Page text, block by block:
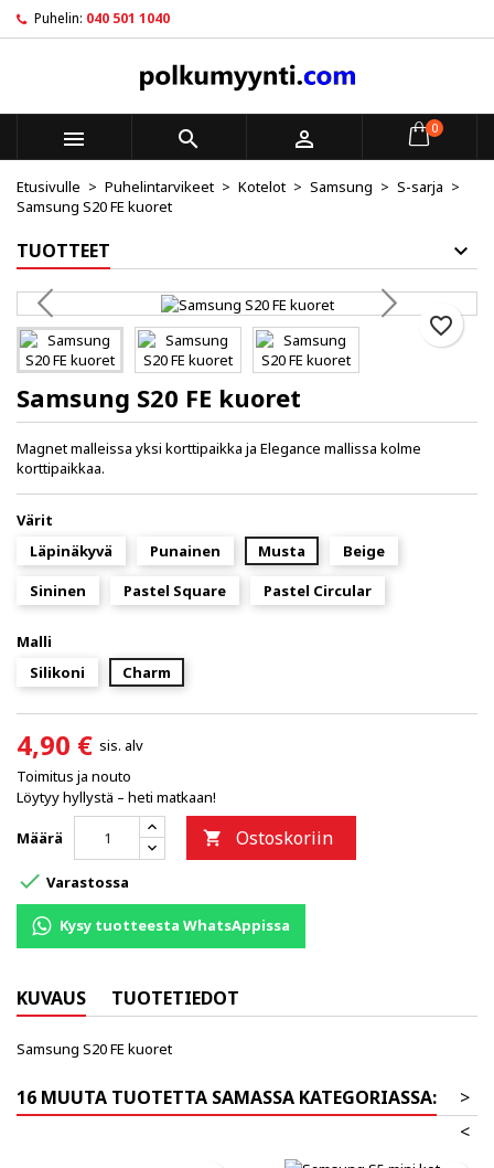
Puhelin: 040 501 1040
   0
Etusivulle Puhelintarvikeet Kotelot Samsung
S-sarja
Samsung S20 FE kuoret
TUOTTEET
Samsung S20 FE kuoret
Magnet malleissa yksi korttipaikka ja Elegance mallissa kolme
korttipaikkaa.
Värit
Läpinäkyvä
Punainen Musta
Beige
Sininen
Pastel Square Pastel Circular
Malli
Silikoni
Charm
4,90 € sis. alv
Toimitus ja nouto
Löytyy hyllystä – heti matkaan!
Määrä  Ostoskoriin
favorite_border
 Varastossa
Kysy tuotteesta WhatsAppissa
KUVAUS TUOTETIEDOT
Samsung S20 FE kuoret
16 MUUTA TUOTETTA SAMASSA KATEGORIASSA:
>
<
My wishlists ×
Create new list
Luo toivelista ×
Toivelistan nimi
Kirjaudu sisään ×
Sinun pitää olla kirjautunut jotta voit lisätä tuotteita
toivelistalle.
Peruuta Kirjaudu sisään